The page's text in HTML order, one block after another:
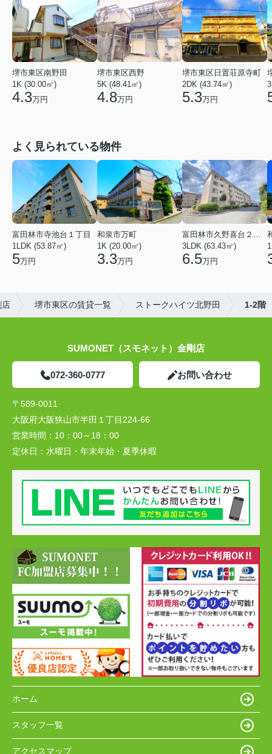
堺市東区南野田
1K (30.00㎡)
4.3万円
堺市東区西野
5K (48.41㎡)
4.8万円
堺市東区日置荘原寺町
2DK (43.74㎡)
5.3万円
よく見られている物件
富田林市寺池台１丁目
1LDK (53.87㎡)
5万円
和泉市万町
1K (20.00㎡)
3.3万円
3LDK (63.43㎡)
6.5万円
店 堺市東区の賃貸一覧 ストークハイツ北野田 1-2階
SUMONET（スモネット）金剛店
072-360-0777 お問い合わせ
〒589-0011
大阪府大阪狭山市半田１丁目224-66
営業時間： 10：00～18：00
定休日： 水曜日・年末年始・夏季休暇
ホーム
スタッフ一覧
アクセスマップ